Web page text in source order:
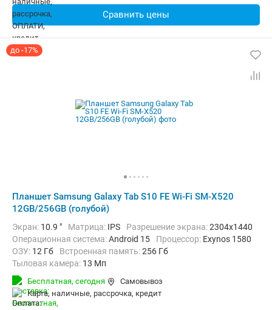
Сравнить цены
до -17%
Планшет Samsung Galaxy Tab S10 FE Wi-Fi SM-X520
12GB/256GB (голубой)
Экран: 10.9 " Матрица: IPS Разрешение экрана:2304x1440
Операционная система:Android 15 Процессор: Exynos 1580​
ОЗУ: 12 Гб Встроенная память:256 Гб
Тыловая камера: 13 Мп
Беспроводная связь:
Комплектация:
Перо (стилус)
Бесплатная, сегодня
Самовывоз
карта, наличные, рассрочка, кредит